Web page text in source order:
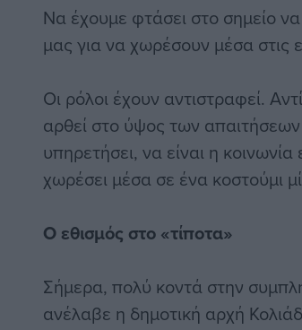
Να έχουμε φτάσει στο σημείο
μας για να χωρέσουν μέσα στις
Οι ρόλοι έχουν αντιστραφεί.
αρθεί στο ύψος των
υπηρετήσει, να είναι η
χωρέσει μέσα σε ένα κοστούμι
Ο εθισμός στο «τίποτα»
Σήμερα, πολύ κοντά στην
ανέλαβε η δημοτική αρχή